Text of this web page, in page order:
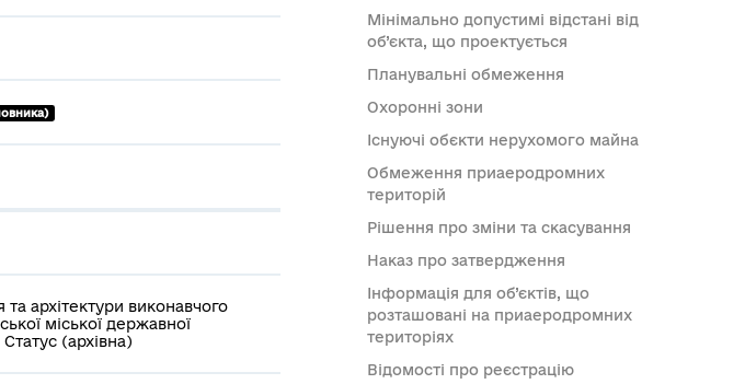
архітектури виконавчого
міської державної
(архівна)
Мінімально допустимі відстані від
об’єкта, що проектується
Планувальні обмеження
Охоронні зони
Існуючі обєкти нерухомого майна
Обмеження приаеродромних
територій
Рішення про зміни та скасування
Наказ про затвердження
Інформація для об’єктів, що
розташовані на приаеродромних
територіях
Відомості про реєстрацію